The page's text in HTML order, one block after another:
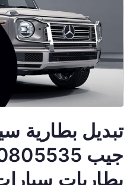
تبديل بطارية
بطاريات